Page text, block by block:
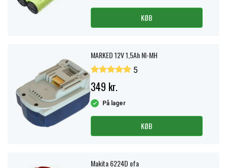
KØB
MARKED 12V 1,5Ah NI-MH
5
349 kr.
På lager
KØB
Makita 6224D ofa